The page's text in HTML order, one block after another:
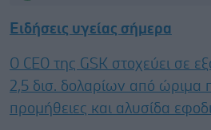
Ειδήσεις υγείας σήμερα
Ο CEO της GSK στοχεύει σε
2,5 δισ. δολαρίων από ώριμα
προμήθειες και αλυσίδα